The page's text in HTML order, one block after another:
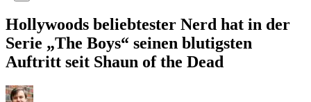
Hollywoods beliebtester Nerd hat in der
Serie „The Boys“ seinen blutigsten
Auftritt seit Shaun of the Dead